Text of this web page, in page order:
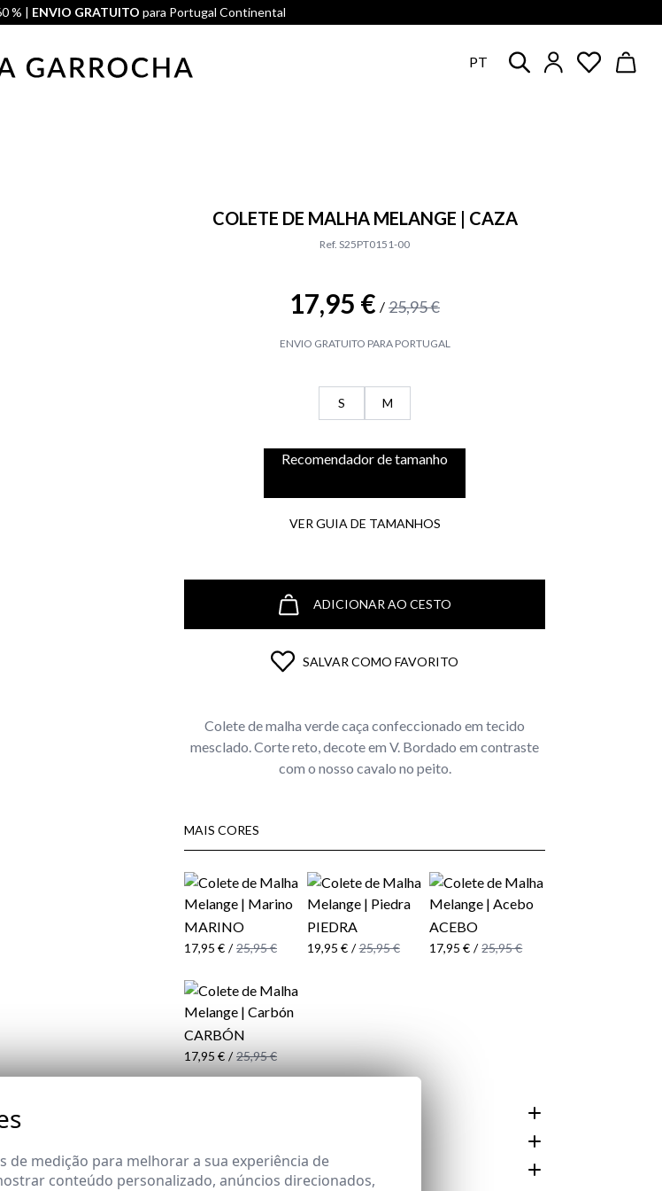
% | ENVIO GRATUITO para Portugal Continental
PT
COLETE DE MALHA MELANGE | CAZA
Ref. S25PT0151-00
17,95 € / 25,95 €
ENVIO GRATUITO PARA PORTUGAL
S M
Recomendador de tamanho
VER GUIA DE TAMANHOS
ADICIONAR AO CESTO
SALVAR COMO FAVORITO
Colete de malha verde caça confeccionado em tecido
mesclado. Corte reto, decote em V. Bordado em contraste
com o nosso cavalo no peito.
MAIS CORES
MARINO
17,95 € / 25,95 €
PIEDRA
19,95 € / 25,95 €
ACEBO
17,95 € / 25,95 €
CARBÓN
17,95 € / 25,95 €
DEVOLUÇÃO
de medição para melhorar a sua experiência de
conteúdo personalizado, anúncios direcionados,